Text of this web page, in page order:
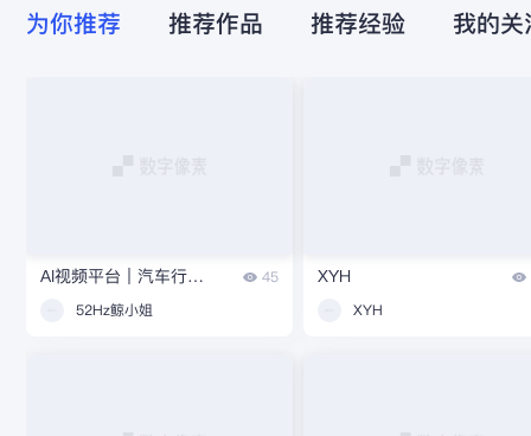
为你推荐 推荐作品 推荐经验 我的关
AI视频平台｜汽车行业新媒体全链路营销视频平台
45
52Hz鲸小姐
XYH
XYH